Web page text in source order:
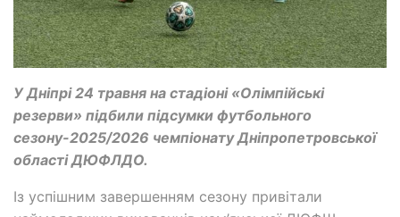
У Дніпрі 24 травня на стадіоні «Олімпійські
резерви» підбили підсумки футбольного
сезону-2025/2026 чемпіонату Дніпропетровської
області ДЮФЛДО.
Із успішним завершенням сезону привітали